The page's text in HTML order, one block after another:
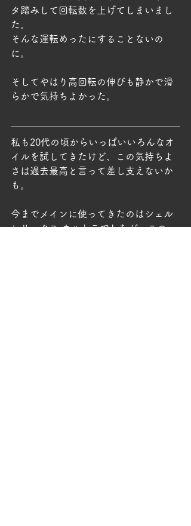
タ踏みして回転数を上げてしまいまし
た。
そんな運転めったにすることないの
に。
そしてやはり高回転の伸びも静かで滑
らかで気持ちよかった。
私も20代の頃からいっぱいいろんなオ
イルを試してきたけど、この気持ちよ
さは過去最高と言って差し支えないか
も。
今までメインに使ってきたのはシェル
ヒリックス ウルトラでしたが、この